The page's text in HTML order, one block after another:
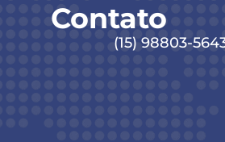
Contato
(15) 98803-